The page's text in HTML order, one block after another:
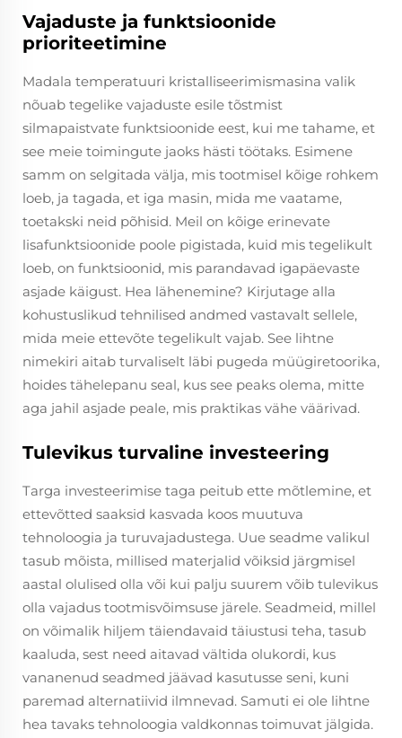
Vajaduste ja funktsioonide
prioriteetimine
Madala temperatuuri kristalliseerimismasina valik
nõuab tegelike vajaduste esile tõstmist
silmapaistvate funktsioonide eest, kui me tahame, et
see meie toimingute jaoks hästi töötaks. Esimene
samm on selgitada välja, mis tootmisel kõige rohkem
loeb, ja tagada, et iga masin, mida me vaatame,
toetakski neid põhisid. Meil on kõige erinevate
lisafunktsioonide poole pigistada, kuid mis tegelikult
loeb, on funktsioonid, mis parandavad igapäevaste
asjade käigust. Hea lähenemine? Kirjutage alla
kohustuslikud tehnilised andmed vastavalt sellele,
mida meie ettevõte tegelikult vajab. See lihtne
nimekiri aitab turvaliselt läbi pugeda müügiretoorika,
hoides tähelepanu seal, kus see peaks olema, mitte
aga jahil asjade peale, mis praktikas vähe väärivad.
Tulevikus turvaline investeering
Targa investeerimise taga peitub ette mõtlemine, et
ettevõtted saaksid kasvada koos muutuva
tehnoloogia ja turuvajadustega. Uue seadme valikul
tasub mõista, millised materjalid võiksid järgmisel
aastal olulised olla või kui palju suurem võib tulevikus
olla vajadus tootmisvõimsuse järele. Seadmeid, millel
on võimalik hiljem täiendavaid täiustusi teha, tasub
kaaluda, sest need aitavad vältida olukordi, kus
vananenud seadmed jäävad kasutusse seni, kuni
paremad alternatiivid ilmnevad. Samuti ei ole lihtne
hea tavaks tehnoloogia valdkonnas toimuvat jälgida.